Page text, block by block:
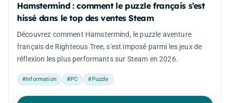
Hamstermind : comment le puzzle français s’est
hissé dans le top des ventes Steam
Découvrez comment Hamstermind, le puzzle aventure
français de Righteous Tree, s'est imposé parmi les jeux de
réflexion les plus performants sur Steam en 2026.
#Information #PC #Puzzle